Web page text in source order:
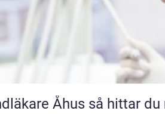
Åhus så hittar du rätt tandvård nära